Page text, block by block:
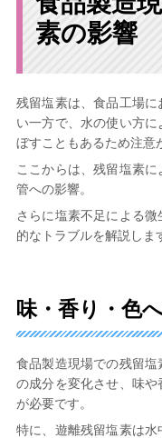
素の影響
残留塩素は、食品工場
い一方で、水の使い方
ぼすこともあるため注意
ここからは、残留塩素
管への影響。
さらに塩素不足による
的なトラブルを解説しま
味・香り・色
食品製造現場での残留
の成分を変化させ、味
が必要です。
特に、遊離残留塩素は